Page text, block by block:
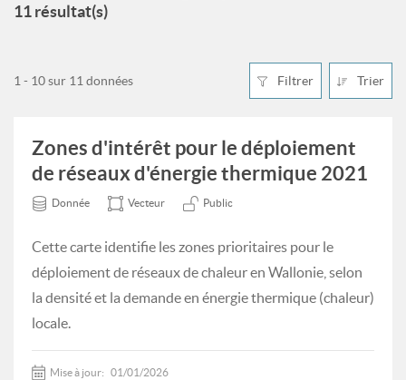
11 résultat(s)
Filtrer Trier
1 - 10 sur 11 données
Zones d'intérêt pour le déploiement
de réseaux d'énergie thermique 2021
Donnée Vecteur Public
Cette carte identifie les zones prioritaires pour le
déploiement de réseaux de chaleur en Wallonie, selon
la densité et la demande en énergie thermique (chaleur)
locale.
Mise à jour: 01/01/2026